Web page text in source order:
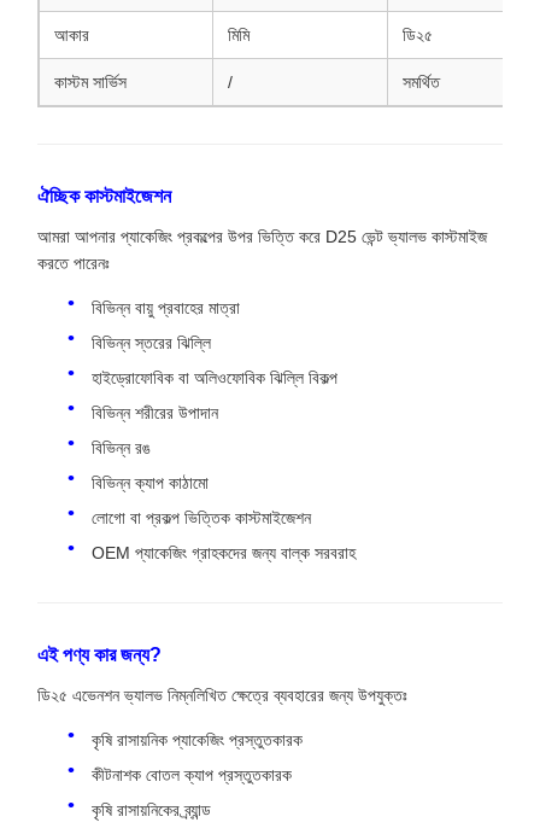
আকার মিমি ডি২৫
কাস্টম সার্ভিস / সমর্থিত
ঐচ্ছিক কাস্টমাইজেশন
আমরা আপনার প্যাকেজিং প্রকল্পের উপর ভিত্তি করে D25 ভেন্ট ভ্যালভ কাস্টমাইজ
করতে পারেনঃ
বিভিন্ন বায়ু প্রবাহের মাত্রা
বিভিন্ন স্তরের ঝিল্লি
হাইড্রোফোবিক বা অলিওফোবিক ঝিল্লি বিকল্প
বিভিন্ন শরীরের উপাদান
বিভিন্ন রঙ
বিভিন্ন ক্যাপ কাঠামো
লোগো বা প্রকল্প ভিত্তিক কাস্টমাইজেশন
OEM প্যাকেজিং গ্রাহকদের জন্য বাল্ক সরবরাহ
এই পণ্য কার জন্য?
ডি২৫ এভেনশন ভ্যালভ নিম্নলিখিত ক্ষেত্রে ব্যবহারের জন্য উপযুক্তঃ
কৃষি রাসায়নিক প্যাকেজিং প্রস্তুতকারক
কীটনাশক বোতল ক্যাপ প্রস্তুতকারক
কৃষি রাসায়নিকের ব্র্যান্ড